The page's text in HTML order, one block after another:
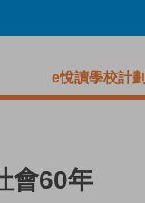
e悅讀學校計劃
會60年